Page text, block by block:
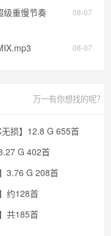
08-07
级重慢节奏
08-07
万一有你想找的呢？
损】12.8 G 655首
G 402首
3.76 G 208首
约128首
共185首